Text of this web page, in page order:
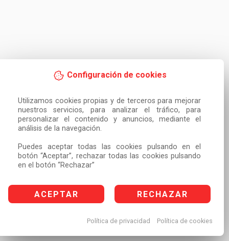
Configuración de cookies
Utilizamos cookies propias y de terceros para mejorar
nuestros servicios, para analizar el tráfico, para
personalizar el contenido y anuncios, mediante el
análisis de la navegación.
Puedes aceptar todas las cookies pulsando en el
botón “Aceptar”, rechazar todas las cookies pulsando
en el botón “Rechazar”
ACEPTAR RECHAZAR
Política de privacidad Política de cookies